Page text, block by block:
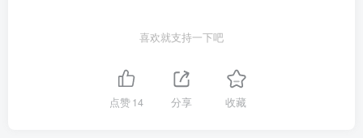
喜欢就支持一下吧
点赞14 分享 收藏